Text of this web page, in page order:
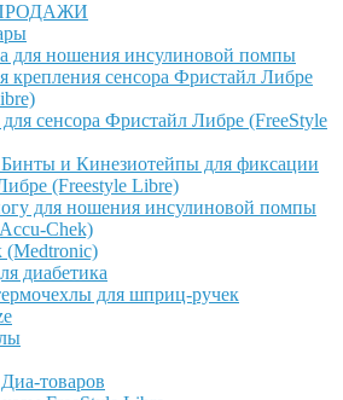
для ношения инсулиновой помпы
крепления сенсора Фристайл Либре
сенсора Фристайл Либре (FreeStyle
и Кинезиотейпы для фиксации
(Freestyle Libre)
для ношения инсулиновой помпы
Chek)
диабетика
для шприц-ручек
товаров